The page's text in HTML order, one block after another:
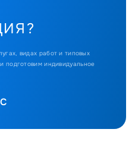
видах работ и типовых
подготовим индивидуальное